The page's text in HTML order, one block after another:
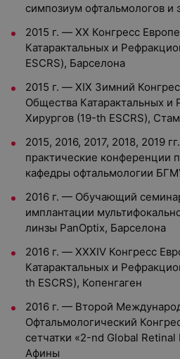
симпозиум офтальмологов и
2015 г. — XX Конгресс
Катарактальных и
ESCRS), Барселона
2015 г. — XIX Зимний
Общества Катарактальных и
Хирургов (19-th ESCRS),
2015, 2016, 2017, 2018, 2019
практические конференции
кафедры офтальмологии
2016 г. — Обучающий
имплантации
линзы PanOptix, Барселона
2016 г. — XXХIV Конгресс
Катарактальных и
th ESCRS), Копенгаген
2016 г. — Второй
Офтальмологический
сетчатки «2-nd Global
Афины